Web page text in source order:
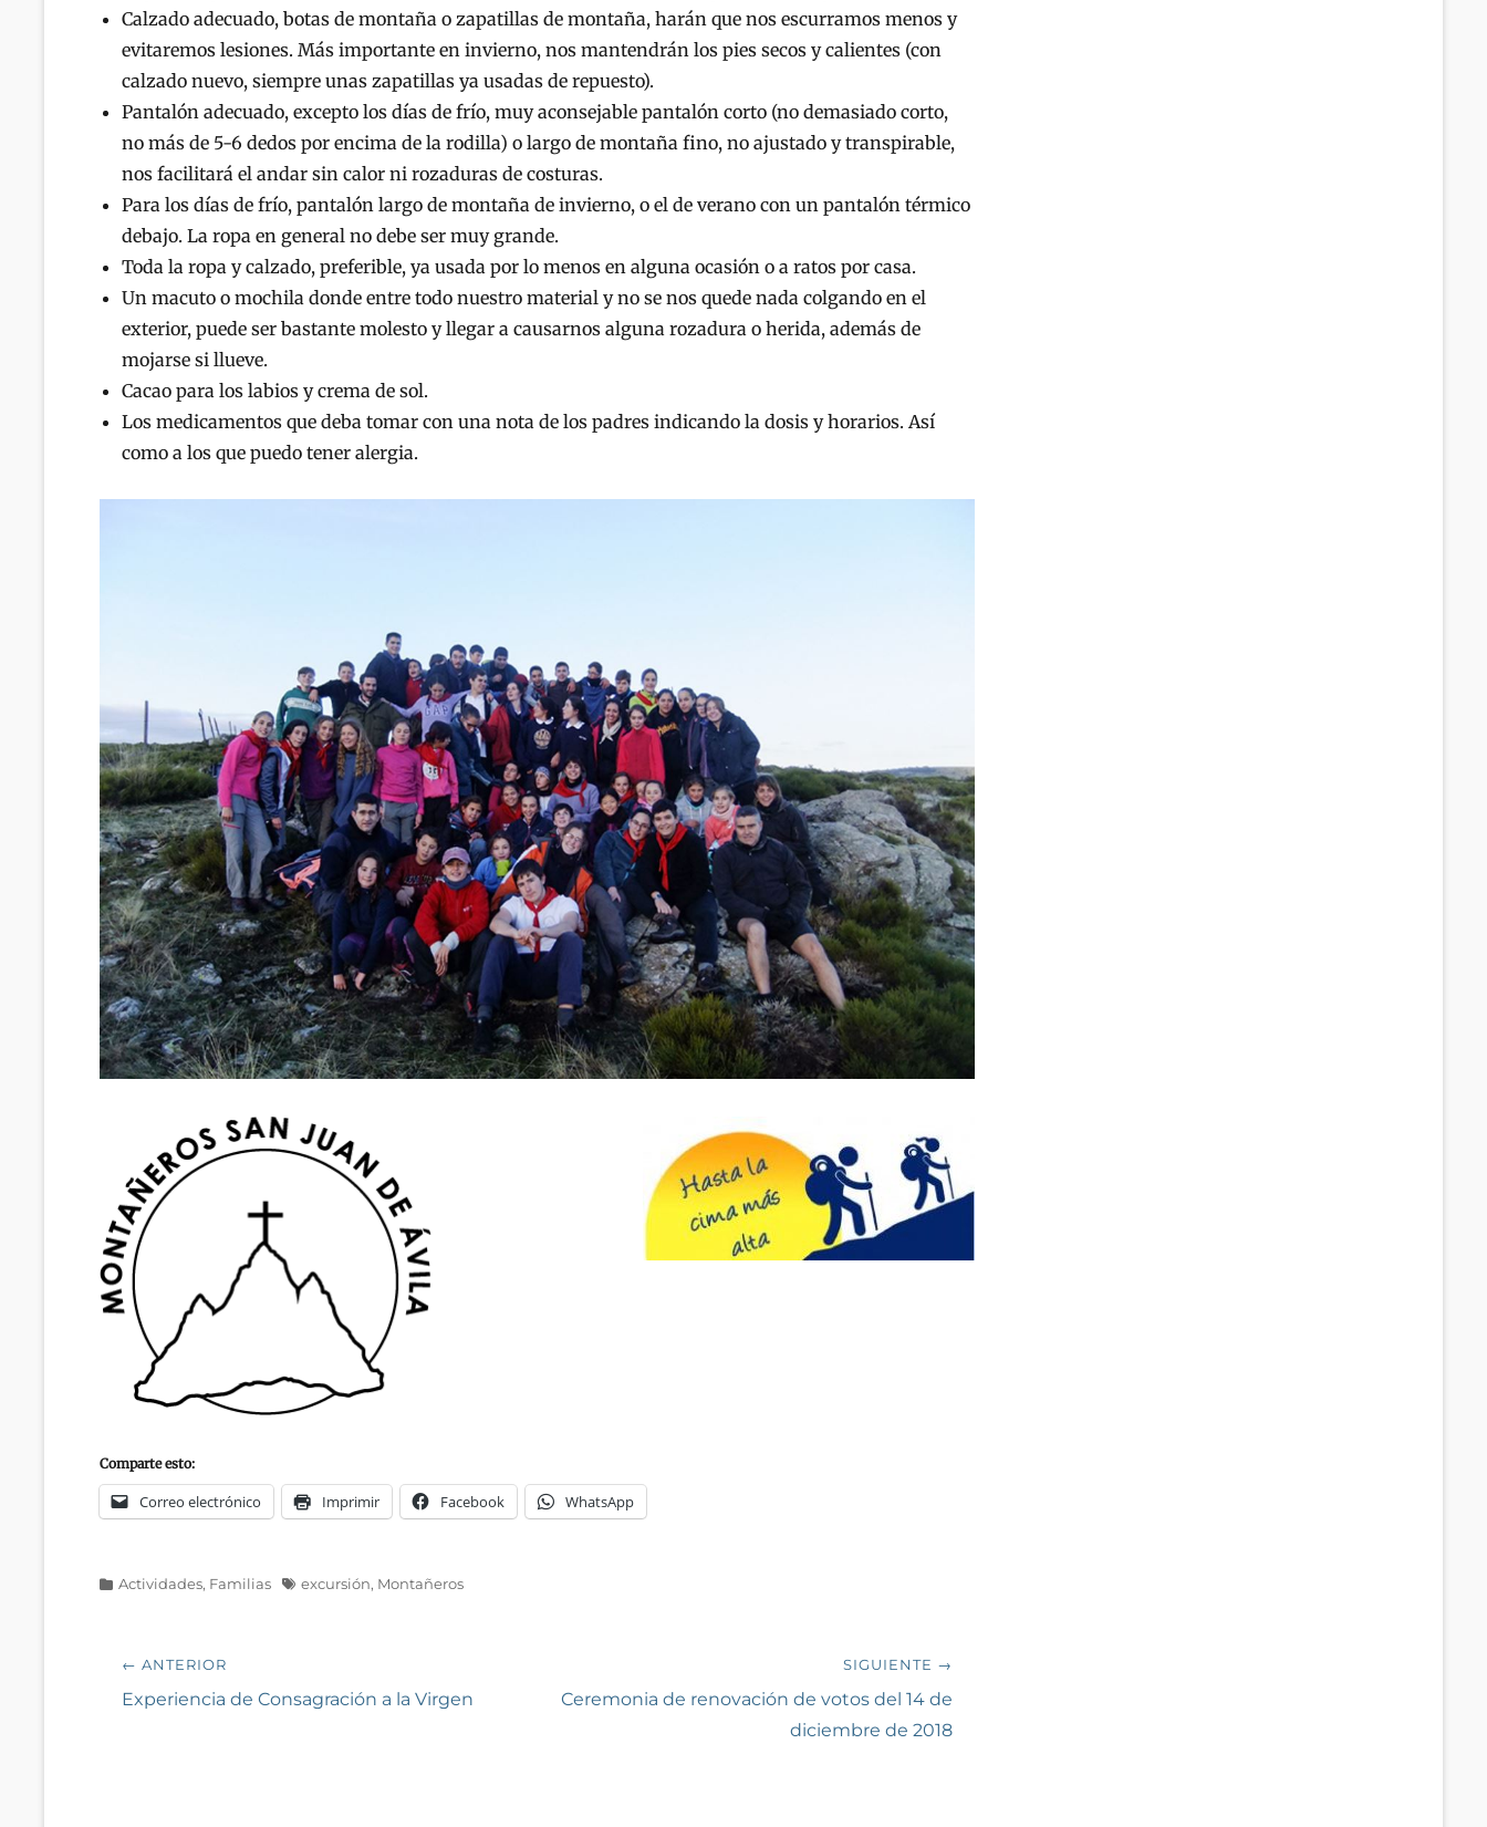
Calzado adecuado, botas de montaña o zapatillas de montaña, harán que nos escurramos menos y
evitaremos lesiones. Más importante en invierno, nos mantendrán los pies secos y calientes (con
calzado nuevo, siempre unas zapatillas ya usadas de repuesto).
Pantalón adecuado, excepto los días de frío, muy aconsejable pantalón corto (no demasiado corto,
no más de 5-6 dedos por encima de la rodilla) o largo de montaña fino, no ajustado y transpirable,
nos facilitará el andar sin calor ni rozaduras de costuras.
Para los días de frío, pantalón largo de montaña de invierno, o el de verano con un pantalón térmico
debajo. La ropa en general no debe ser muy grande.
Toda la ropa y calzado, preferible, ya usada por lo menos en alguna ocasión o a ratos por casa.
Un macuto o mochila donde entre todo nuestro material y no se nos quede nada colgando en el
exterior, puede ser bastante molesto y llegar a causarnos alguna rozadura o herida, además de
mojarse si llueve.
Cacao para los labios y crema de sol.
Los medicamentos que deba tomar con una nota de los padres indicando la dosis y horarios. Así
como a los que puedo tener alergia.
Comparte esto:
Correo electrónico Imprimir Facebook WhatsApp
Categorías
Actividades, Familias Etiquetas
excursión, Montañeros
Navegación
de
← ANTERIOR
Entrada
Experiencia de Consagración a la Virgen
SIGUIENTE →
Siguiente
Ceremonia de renovación de votos del 14 de
diciembre de 2018